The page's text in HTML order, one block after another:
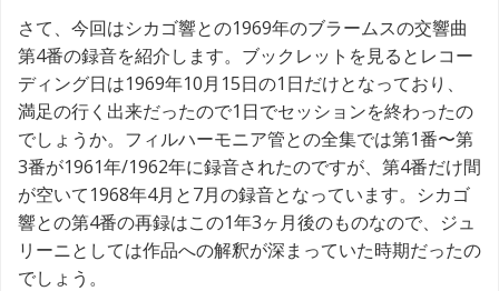
さて、今回はシカゴ響との1969年のブラームスの交響曲
第4番の録音を紹介します。ブックレットを見るとレコー
ディング日は1969年10月15日の1日だけとなっており、
満足の行く出来だったので1日でセッションを終わったの
でしょうか。フィルハーモニア管との全集では第1番〜第
3番が1961年/1962年に録音されたのですが、第4番だけ間
が空いて1968年4月と7月の録音となっています。シカゴ
響との第4番の再録はこの1年3ヶ月後のものなので、ジュ
リーニとしては作品への解釈が深まっていた時期だったの
でしょう。